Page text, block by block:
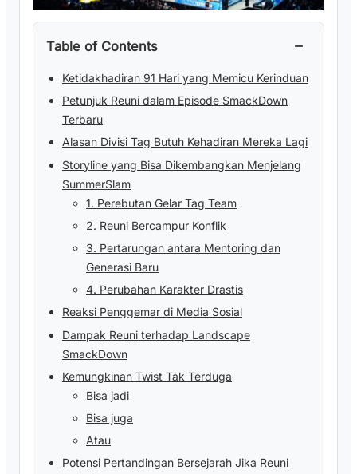
Table of Contents −
Ketidakhadiran 91 Hari yang Memicu Kerinduan
Petunjuk Reuni dalam Episode SmackDown
Terbaru
Alasan Divisi Tag Butuh Kehadiran Mereka Lagi
Storyline yang Bisa Dikembangkan Menjelang
SummerSlam
1. Perebutan Gelar Tag Team
2. Reuni Bercampur Konflik
3. Pertarungan antara Mentoring dan
Generasi Baru
4. Perubahan Karakter Drastis
Reaksi Penggemar di Media Sosial
Dampak Reuni terhadap Landscape
SmackDown
Kemungkinan Twist Tak Terduga
Bisa jadi
Bisa juga
Atau
Potensi Pertandingan Bersejarah Jika Reuni